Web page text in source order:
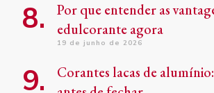
Por que entender as
edulcorante agora
19 de junho de 2026
Corantes lacas de